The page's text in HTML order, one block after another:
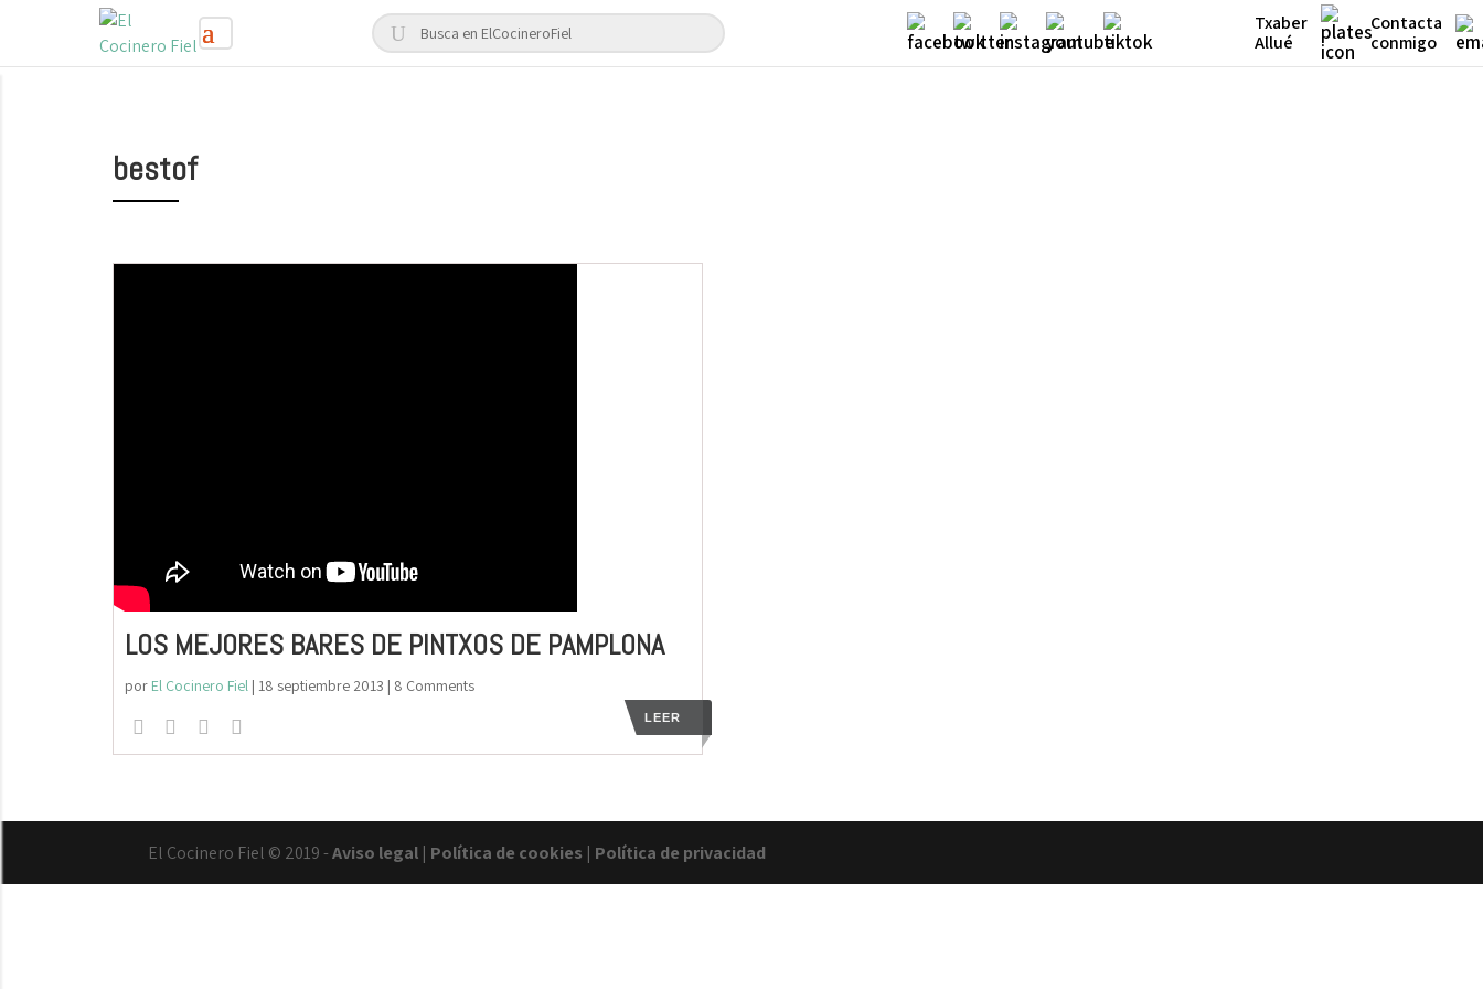
Txaber
Allué
Contacta
conmigo
bestof
LOS MEJORES BARES DE PINTXOS DE PAMPLONA
por El Cocinero Fiel| 18 septiembre 2013 | 8 Comments
LEER
El Cocinero Fiel © 2019 -Aviso legal | Política de cookies | Política de privacidad